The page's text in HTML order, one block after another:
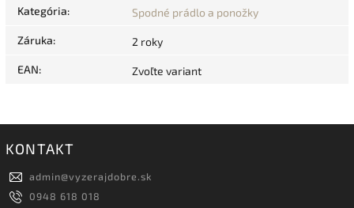
Kategória: Spodné prádlo a ponožky
Záruka: 2 roky
EAN: Zvoľte variant
KONTAKT
admin@vyzerajdobre.sk
0948 618 018